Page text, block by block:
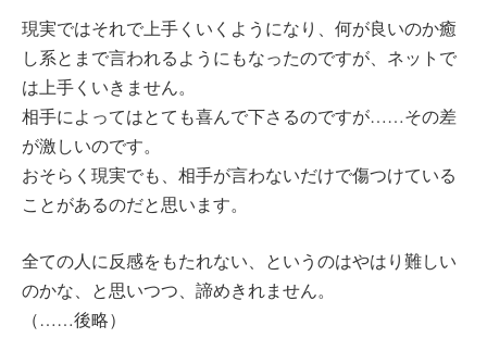
現実ではそれで上手くいくようになり、何が良いのか癒
し系とまで言われるようにもなったのですが、ネットで
は上手くいきません。
相手によってはとても喜んで下さるのですが……その差
が激しいのです。
おそらく現実でも、相手が言わないだけで傷つけている
ことがあるのだと思います。
全ての人に反感をもたれない、というのはやはり難しい
のかな、と思いつつ、諦めきれません。
（……後略）